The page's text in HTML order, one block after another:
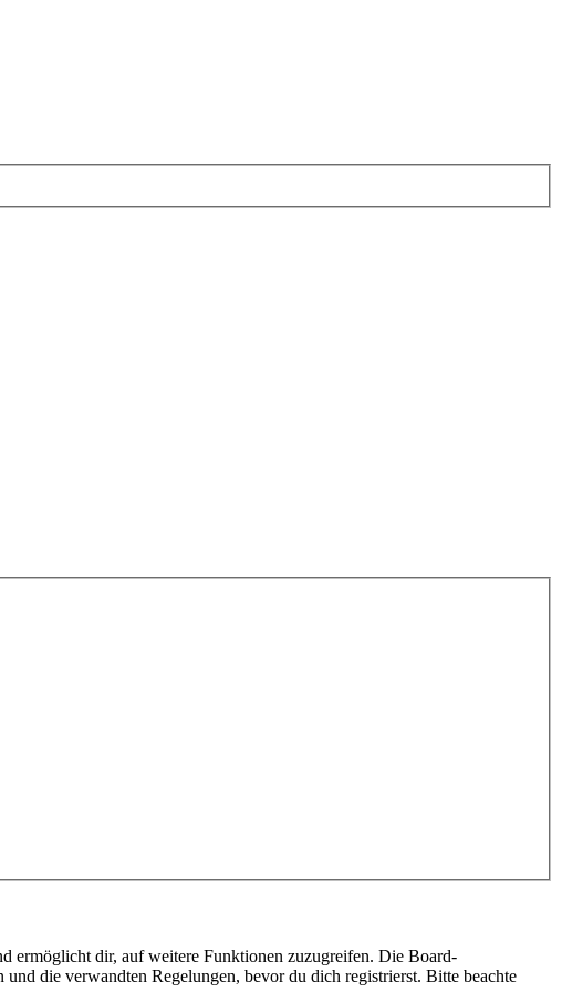
ermöglicht dir, auf weitere Funktionen zuzugreifen. Die Board-
die verwandten Regelungen, bevor du dich registrierst. Bitte beachte